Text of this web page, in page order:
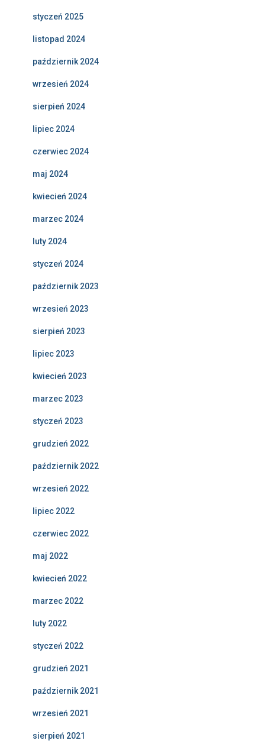
styczeń 2025
listopad 2024
październik 2024
wrzesień 2024
sierpień 2024
lipiec 2024
czerwiec 2024
maj 2024
kwiecień 2024
marzec 2024
luty 2024
styczeń 2024
październik 2023
wrzesień 2023
sierpień 2023
lipiec 2023
kwiecień 2023
marzec 2023
styczeń 2023
grudzień 2022
październik 2022
wrzesień 2022
lipiec 2022
czerwiec 2022
maj 2022
kwiecień 2022
marzec 2022
luty 2022
styczeń 2022
grudzień 2021
październik 2021
wrzesień 2021
sierpień 2021